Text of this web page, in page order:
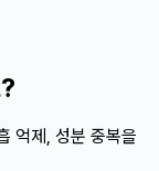
억제, 성분 중복을